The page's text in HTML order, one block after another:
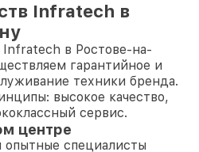
Infratech в
в Ростове-на-
гарантийное и
техники бренда.
высокое качество,
сервис.
центре
специалисты